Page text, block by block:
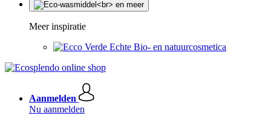
Meer inspiratie
Echte Bio- en natuurcosmetica
Aanmelden
Nu aanmelden